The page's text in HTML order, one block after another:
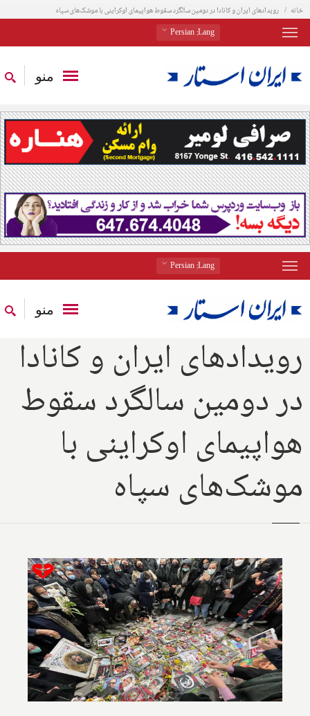
خانه رویدادهای ایران و کانادا در دومین سالگرد سقوط هواپیمای اوکراینی با موشک‌های سپاه
Lang
: Persian
منو
Lang
: Persian
منو
رویدادهای ایران و کانادا
در دومین سالگرد سقوط
هواپیمای اوکراینی با
موشک‌های سپاه